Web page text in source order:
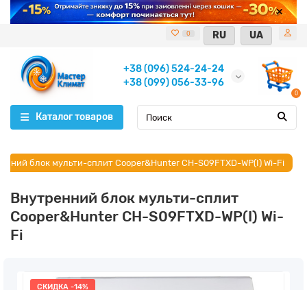
0 RU UA
+38 (096) 524-24-24
+38 (099) 056-33-96
0
Каталог товаров
блок мульти-сплит Cooper&Hunter CH-S09FTXD-WP(I) Wi-Fi
Внутренний блок мульти-сплит
Cooper&Hunter CH-S09FTXD-WP(I) Wi-
Fi
СКИДКА -14%